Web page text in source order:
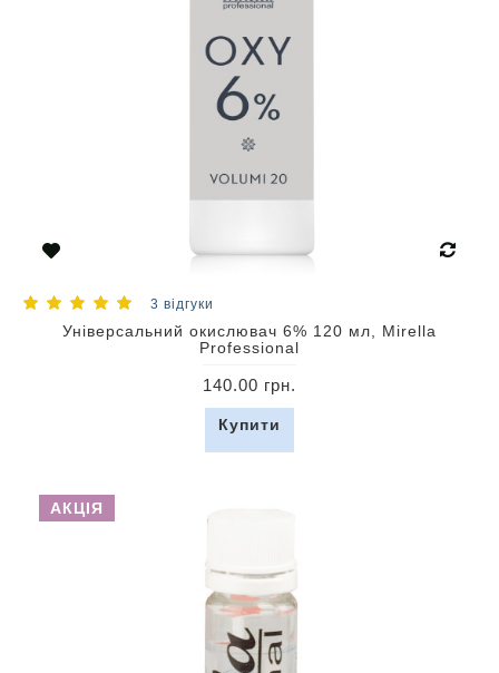
3 відгуки
Універсальний окислювач 6% 120 мл, Mirella
Professional
140.00 грн.
Купити
АКЦІЯ